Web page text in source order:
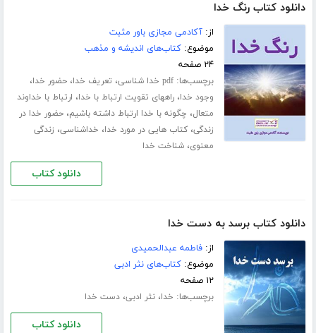
دانلود کتاب رنگ خدا
از:آکادمی مجازی باور مثبت
موضوع:کتاب‌های اندیشه و مذهب
۲۴ صفحه
برچسب‌ها:pdf خدا شناسی ، تعریف خدا،حضور خدا،
وجود خدا،راههای تقویت ارتباط با خدا، ارتباط با خداوند
متعال، چگونه با خدا ارتباط داشته باشیم،حضور خدا در
زندگی،کتاب هایی در مورد خدا، خداشناسی، زندگی
معنوی،شناخت خدا
دانلود کتاب
دانلود کتاب برسد به دست خدا
از:فاطمه عبدالحمیدی
موضوع:کتاب‌های نثر ادبی
۱۲ صفحه
برچسب‌ها: خدا،نثر ادبی،دست خدا
دانلود کتاب